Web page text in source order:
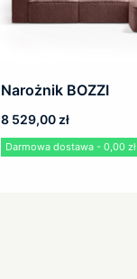
Narożnik BOZZI
8 529,00 zł
Darmowa dostawa - 0,00 zł